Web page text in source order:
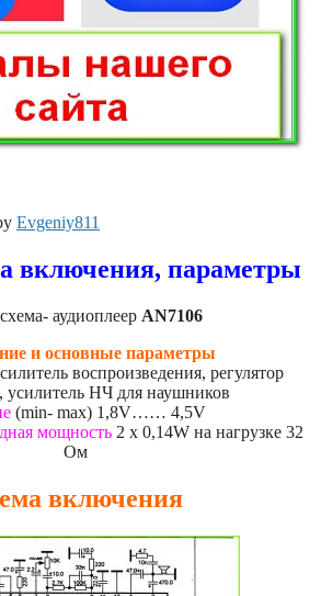
Evgeniy811
включения, параметры
аудиоплеер AN7106
и основные параметры
воспроизведения, регулятор
усилитель НЧ для наушников
(min- max) 1,8V…… 4,5V
мощность 2 x 0,14W на нагрузке 32
Ом
включения